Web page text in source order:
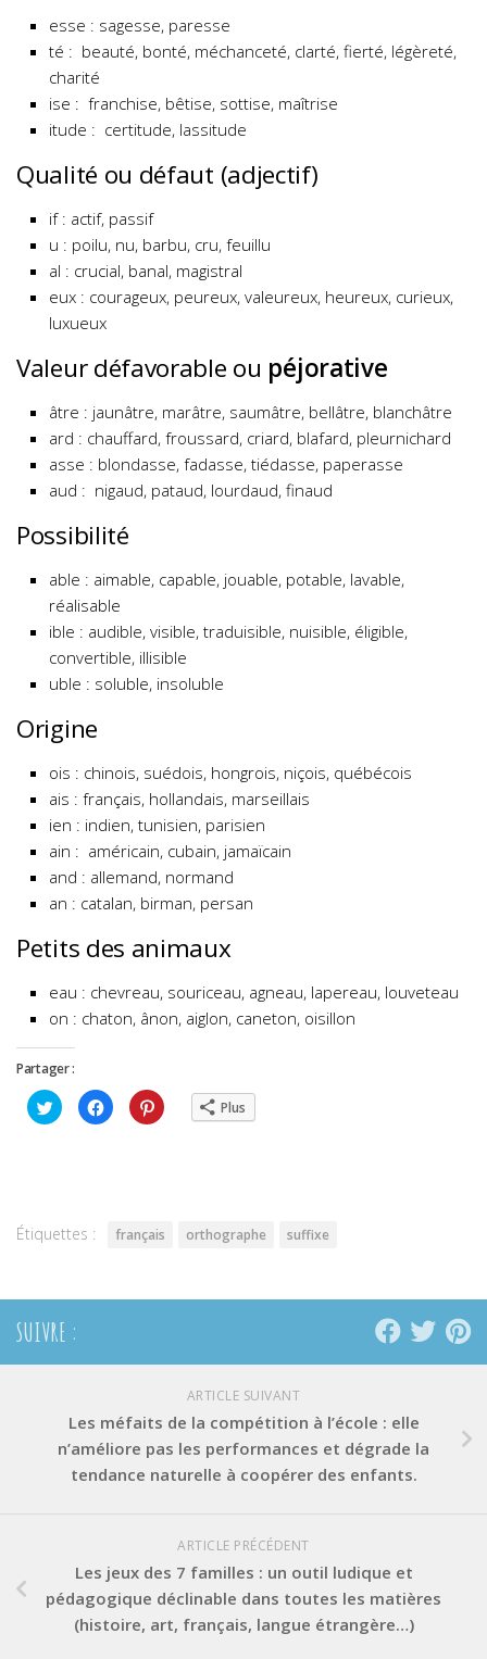
esse : sagesse, paresse
té : beauté, bonté, méchanceté, clarté, fierté, légèreté,
charité
ise : franchise, bêtise, sottise, maîtrise
itude : certitude, lassitude
Qualité ou défaut (adjectif)
if : actif, passif
u : poilu, nu, barbu, cru, feuillu
al : crucial, banal, magistral
eux : courageux, peureux, valeureux, heureux, curieux,
luxueux
Valeur défavorable ou péjorative
âtre : jaunâtre, marâtre, saumâtre, bellâtre, blanchâtre
ard : chauffard, froussard, criard, blafard, pleurnichard
asse : blondasse, fadasse, tiédasse, paperasse
aud : nigaud, pataud, lourdaud, finaud
Possibilité
able : aimable, capable, jouable, potable, lavable,
réalisable
ible : audible, visible, traduisible, nuisible, éligible,
convertible, illisible
uble : soluble, insoluble
Origine
ois : chinois, suédois, hongrois, niçois, québécois
ais : français, hollandais, marseillais
ien : indien, tunisien, parisien
ain : américain, cubain, jamaïcain
and : allemand, normand
an : catalan, birman, persan
Petits des animaux
eau : chevreau, souriceau, agneau, lapereau, louveteau
on : chaton, ânon, aiglon, caneton, oisillon
Partager :
Cliquez
pour
partager
Cliquez
pour
partager
Cliquez
pour Plus
Étiquettes : français orthographe suffixe
SUIVRE :
ARTICLE SUIVANT
Les méfaits de la compétition à l’école : elle
n’améliore pas les performances et dégrade la
tendance naturelle à coopérer des enfants.
ARTICLE PRÉCÉDENT
Les jeux des 7 familles : un outil ludique et
pédagogique déclinable dans toutes les matières
(histoire, art, français, langue étrangère…)